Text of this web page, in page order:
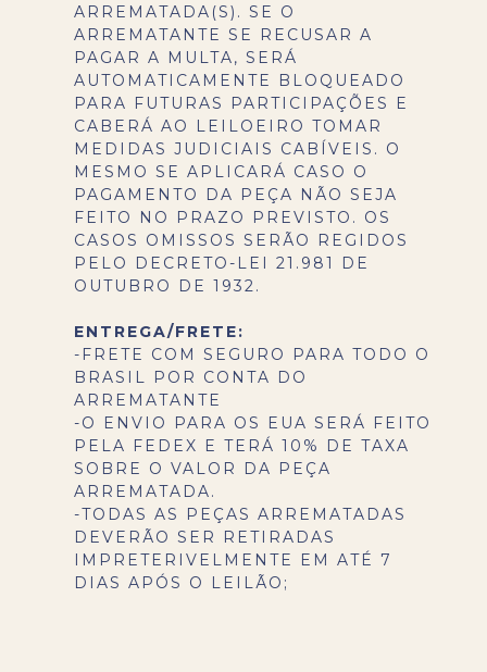
ARREMATADA(S). SE O
ARREMATANTE SE RECUSAR A
PAGAR A MULTA, SERÁ
AUTOMATICAMENTE BLOQUEADO
PARA FUTURAS PARTICIPAÇÕES E
CABERÁ AO LEILOEIRO TOMAR
MEDIDAS JUDICIAIS CABÍVEIS. O
MESMO SE APLICARÁ CASO O
PAGAMENTO DA PEÇA NÃO SEJA
FEITO NO PRAZO PREVISTO. OS
CASOS OMISSOS SERÃO REGIDOS
PELO DECRETO-LEI 21.981 DE
OUTUBRO DE 1932.
ENTREGA/FRETE:
-FRETE COM SEGURO PARA TODO O
BRASIL POR CONTA DO
ARREMATANTE
-O ENVIO PARA OS EUA SERÁ FEITO
PELA FEDEX E TERÁ 10% DE TAXA
SOBRE O VALOR DA PEÇA
ARREMATADA.
-TODAS AS PEÇAS ARREMATADAS
DEVERÃO SER RETIRADAS
IMPRETERIVELMENTE EM ATÉ 7
DIAS APÓS O LEILÃO;